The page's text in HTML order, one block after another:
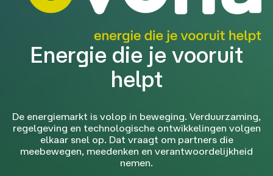
Energie die je vooruit
helpt
De energiemarkt is volop in beweging. Verduurzaming,
regelgeving en technologische ontwikkelingen volgen
elkaar snel op. Dat vraagt om partners die
meebewegen, meedenken en verantwoordelijkheid
nemen.